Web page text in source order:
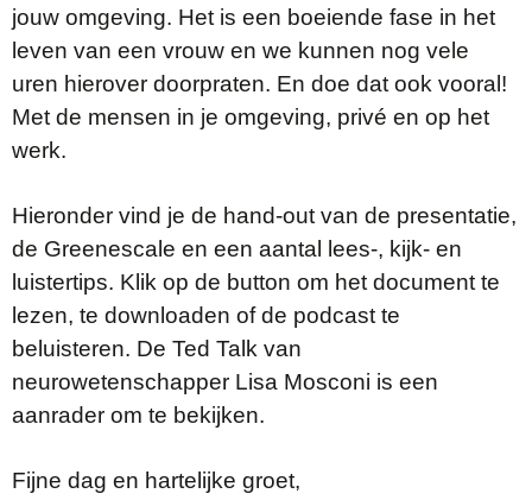
jouw omgeving. Het is een boeiende fase in het
leven van een vrouw en we kunnen nog vele
uren hierover doorpraten. En doe dat ook vooral!
Met de mensen in je omgeving, privé en op het
werk.
Hieronder vind je de hand-out van de presentatie,
de Greenescale en een aantal lees-, kijk- en
luistertips. Klik op de button om het document te
lezen, te downloaden of de podcast te
beluisteren. De Ted Talk van
neurowetenschapper Lisa Mosconi is een
aanrader om te bekijken.
Fijne dag en hartelijke groet,